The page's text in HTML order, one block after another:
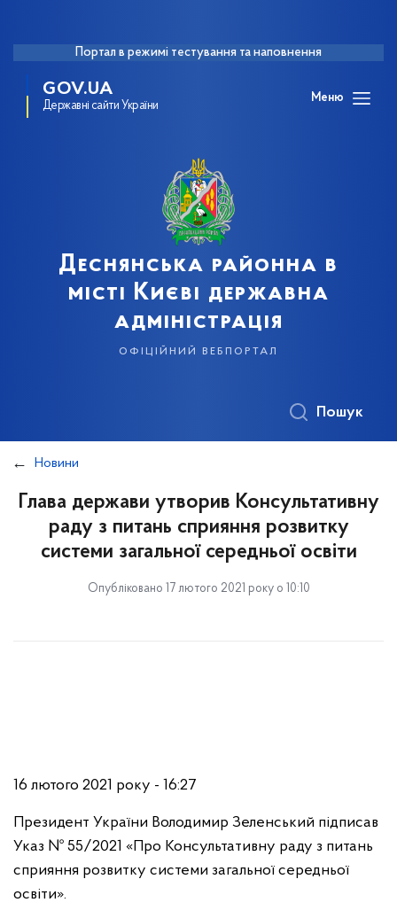
Портал в режимі тестування та наповнення
GOV.UA
Державні сайти України
Меню
Деснянська районна в
місті Києві державна
адміністрація
офіційний вебпортал
Пошук
Новини
Глава держави утворив Консультативну
раду з питань сприяння розвитку
системи загальної середньої освіти
Опубліковано 17 лютого 2021 року о 10:10
16 лютого 2021 року - 16:27
Президент України Володимир Зеленський підписав
Указ № 55/2021 «Про Консультативну раду з питань
сприяння розвитку системи загальної середньої
освіти».